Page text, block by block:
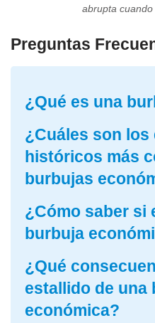
abrupta cuando
Preguntas
¿Qué es una
¿Cuáles son los
históricos más
burbujas
¿Cómo saber si
burbuja
¿Qué
estallido de una
económica?